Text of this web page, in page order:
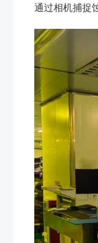
通过相机捕捉